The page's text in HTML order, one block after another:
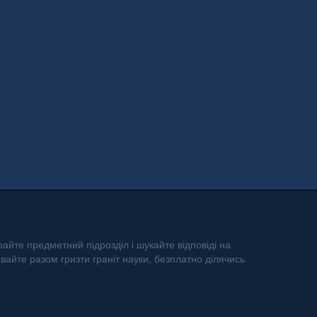
предметний підрозділ і шукайте відповіді на
разом гризти граніт науки, безплатно ділячись